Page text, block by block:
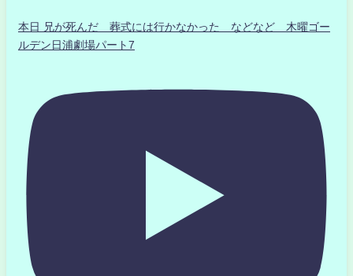
本日 兄が死んだ 葬式には行かなかった などなど 木曜ゴー
ルデン日浦劇場パート7